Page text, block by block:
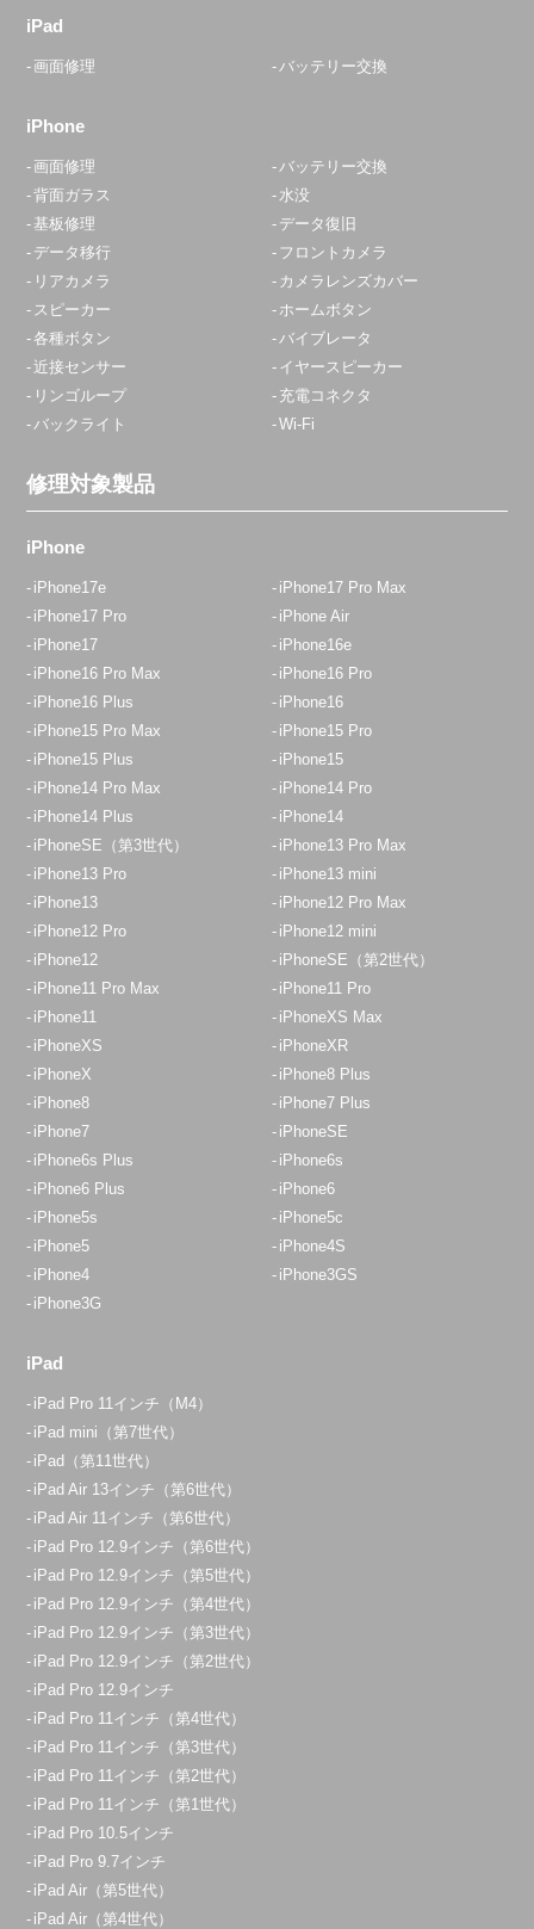
iPad
画面修理 バッテリー交換
iPhone
画面修理
バッテリー交換
背面ガラス
水没
基板修理
データ復旧
データ移行
フロントカメラ
リアカメラ
カメラレンズカバー
スピーカー
ホームボタン
各種ボタン
バイブレータ
近接センサー
イヤースピーカー
リンゴループ
充電コネクタ
バックライト
Wi-Fi
修理対象製品
iPhone
iPhone17e
iPhone17 Pro Max
iPhone17 Pro
iPhone Air
iPhone17
iPhone16e
iPhone16 Pro Max
iPhone16 Pro
iPhone16 Plus
iPhone16
iPhone15 Pro Max
iPhone15 Pro
iPhone15 Plus
iPhone15
iPhone14 Pro Max
iPhone14 Pro
iPhone14 Plus
iPhone14
iPhoneSE（第3世代）
iPhone13 Pro Max
iPhone13 Pro
iPhone13 mini
iPhone13
iPhone12 Pro Max
iPhone12 Pro
iPhone12 mini
iPhone12
iPhoneSE（第2世代）
iPhone11 Pro Max
iPhone11 Pro
iPhone11
iPhoneXS Max
iPhoneXS
iPhoneXR
iPhoneX
iPhone8 Plus
iPhone8
iPhone7 Plus
iPhone7
iPhoneSE
iPhone6s Plus
iPhone6s
iPhone6 Plus
iPhone6
iPhone5s
iPhone5c
iPhone5
iPhone4S
iPhone4
iPhone3GS
iPhone3G
iPad
iPad Pro 11インチ（M4）
iPad mini（第7世代）
iPad（第11世代）
iPad Air 13インチ（第6世代）
iPad Air 11インチ（第6世代）
iPad Pro 12.9インチ（第6世代）
iPad Pro 12.9インチ（第5世代）
iPad Pro 12.9インチ（第4世代）
iPad Pro 12.9インチ（第3世代）
iPad Pro 12.9インチ（第2世代）
iPad Pro 12.9インチ
iPad Pro 11インチ（第4世代）
iPad Pro 11インチ（第3世代）
iPad Pro 11インチ（第2世代）
iPad Pro 11インチ（第1世代）
iPad Pro 10.5インチ
iPad Pro 9.7インチ
iPad Air（第5世代）
iPad Air（第4世代）